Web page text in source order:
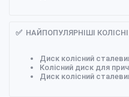
✅ НАЙПОПУЛЯРНІШІ
Диск колісний
Колісний диск для
Диск колісний